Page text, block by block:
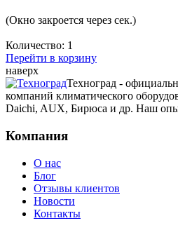
(Окно закроется через сек.)
Количество: 1
Перейти в корзину
наверх
Техноград -
компаний климатического
Daichi, AUX, Бирюса и др. Наш
Компания
О нас
Блог
Отзывы клиентов
Новости
Контакты